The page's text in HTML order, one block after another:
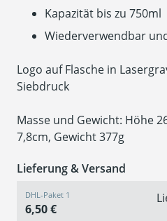
Kapazität bis zu 750ml
Wiederverwendbar
Logo auf Flasche in
Siebdruck
Masse und Gewicht: Höhe
7,8cm, Gewicht 377g
Lieferung & Versand
DHL-Paket 1
6,50 €